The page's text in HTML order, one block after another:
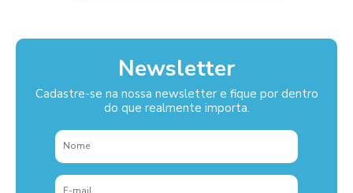
Newsletter
Cadastre-se na nossa newsletter e fique por dentro
do que realmente importa.